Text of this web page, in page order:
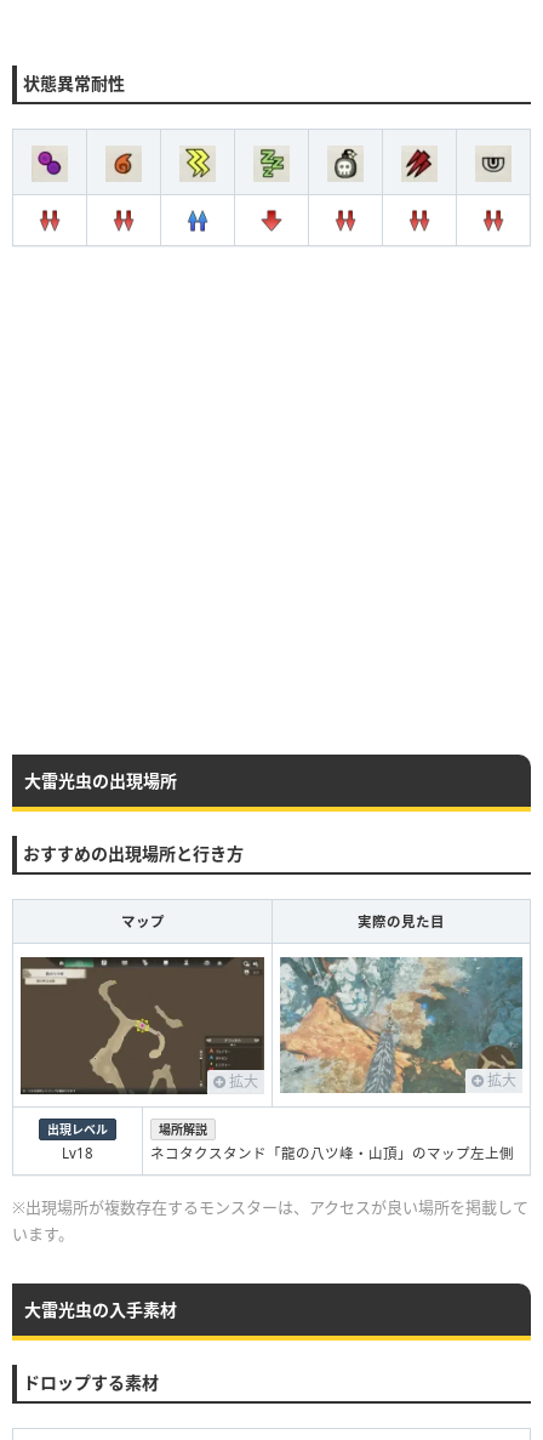
状態異常耐性
大雷光虫の出現場所
おすすめの出現場所と行き方
マップ 実際の見た目
拡大 拡大
出現レベル
Lv18
場所解説
ネコタクスタンド「龍の八ツ峰・山頂」のマップ左上側
※出現場所が複数存在するモンスターは、アクセスが良い場所を掲載して
います。
大雷光虫の入手素材
ドロップする素材